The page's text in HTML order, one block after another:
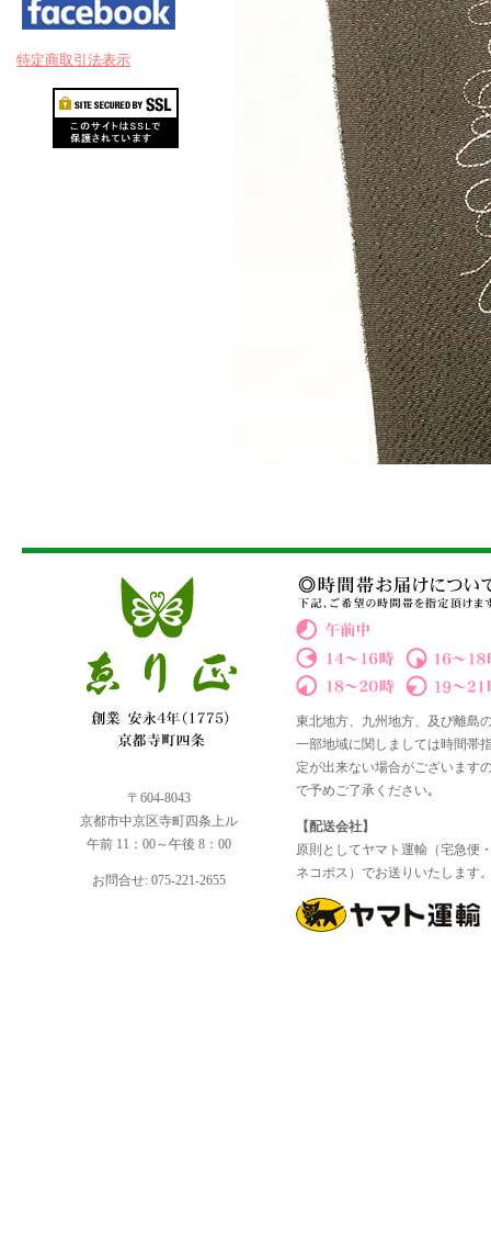
特定商取引法表示
〒604-8043
京都市中京区寺町四条上ル
午前 11：00～午後 8：00
お問合せ: 075-221-2655
東北地方、九州地方、及び離島
一部地域に関しましては時間帯
定が出来ない場合がございます
で予めご了承ください｡
【配送会社】
原則としてヤマト運輸（宅急便
ネコポス）でお送りいたします